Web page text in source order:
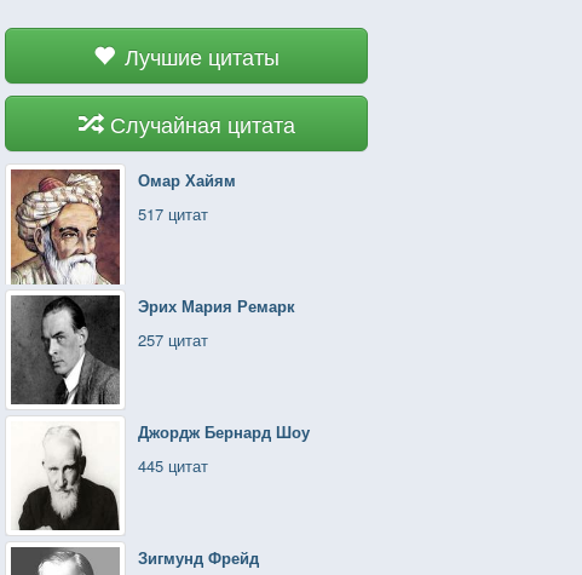
Лучшие цитаты
Случайная цитата
Омар Хайям
517 цитат
Эрих Мария Ремарк
257 цитат
Джордж Бернард Шоу
445 цитат
Зигмунд Фрейд